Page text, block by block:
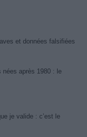
et données falsifiées
nées après 1980 : le
je valide : c’est le